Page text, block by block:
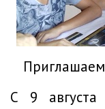
С 9 августа